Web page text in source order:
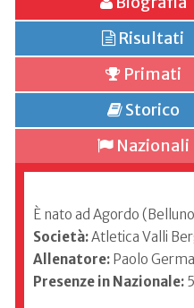
Risultati
Primati
Storico
Nazionali
È nato ad Agordo
Società:Atletica Valli
Allenatore: Paolo
Presenze in Nazionale: 5